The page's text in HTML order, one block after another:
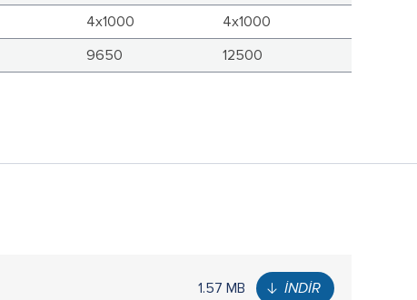
4x1000
4x1000
9650 12500
1.57 MB İNDİR